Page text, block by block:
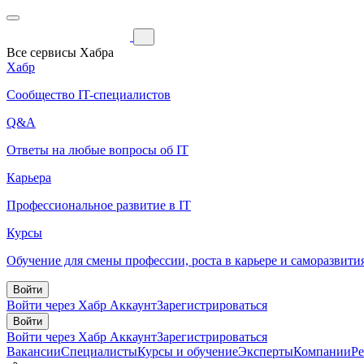
Все сервисы Хабра
Хабр
Сообщество IT-специалистов
Q&A
Ответы на любые вопросы об IT
Карьера
Профессиональное развитие в IT
Курсы
Обучение для смены профессии, роста в карьере и
Войти
Войти через Хабр АккаунтЗарегистрироваться
Войти
Войти через Хабр АккаунтЗарегистрироваться
ВакансииСпециалистыКурсы и обучениеЭкспертыКомпании